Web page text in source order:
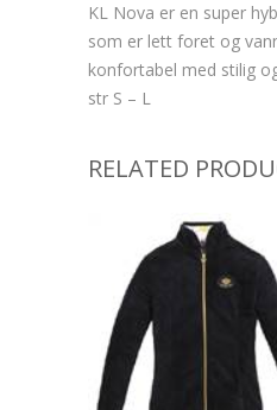
KL Nova er en super
som er lett foret og
konfortabel med stilig
str S – L
RELATED